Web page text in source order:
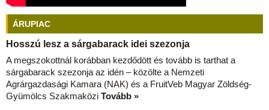
ÁRUPIAC
Hosszú lesz a sárgabarack idei szezonja
A megszokottnál korábban kezdődött és tovább is tarthat a
sárgabarack szezonja az idén – közölte a Nemzeti
Agrárgazdasági Kamara (NAK) és a FruitVeb Magyar Zöldség-
Gyümölcs Szakmaközi Tovább »